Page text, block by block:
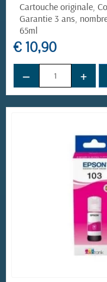
Cartouche originale,
Garantie 3 ans,
65ml
€ 10,90
− +